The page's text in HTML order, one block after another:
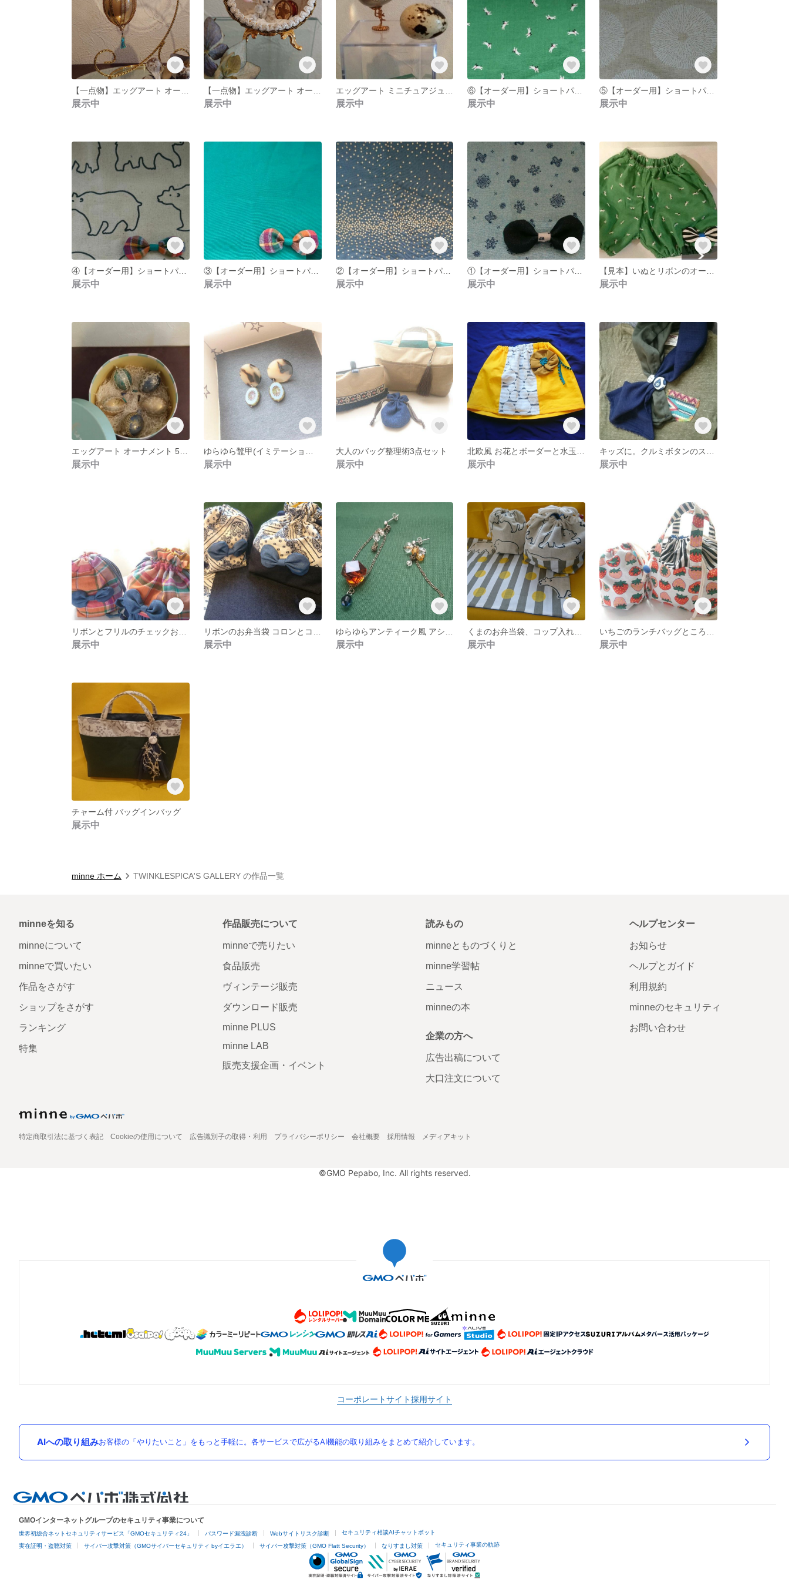
展示中 展示中 展示中 展示中 展示中
展示中
③【オーダー用】ショートパンツ オーバーパンツ
展示中
②【オーダー用】ショートパンツ オーバーパンツ
展示中 展示中 展示中
展示中 展示中
大人のバッグ整理術3点セット
展示中 展示中 展示中
展示中 展示中 展示中 展示中 展示中
チャーム付 バッグインバッグ
展示中
minne ホーム TWINKLESPICA'S GALLERY の作品一覧
minneを知る
minneについて
minneで買いたい
作品をさがす
ショップをさがす
ランキング
特集
作品販売について
minneで売りたい
食品販売
ヴィンテージ販売
ダウンロード販売
minne PLUS
minne LAB
販売支援企画・イベント
読みもの
minneとものづくりと
minne学習帖
ニュース
minneの本
企業の方へ
広告出稿について
大口注文について
ヘルプセンター
お知らせ
ヘルプとガイド
利用規約
minneのセキュリティ
お問い合わせ
特定商取引法に基づく表記 Cookieの使用について 広告識別子の取得・利用 プライバシーポリシー 会社概要 採用情報 メディアキット
©GMO Pepabo, Inc. All rights reserved.
コーポレートサイト採用サイト
AIへの取り組みお客様の「やりたいこと」をもっと手軽に。各サービスで広がるAI機能の取り組みをまとめて紹介しています。
GMOインターネットグループのセキュリティ事業について
世界初総合ネットセキュリティサービス「GMOセキュリティ24」 パスワード漏洩診断 Webサイトリスク診断 セキュリティ相談AIチャットボット
実在証明・盗聴対策 サイバー攻撃対策（GMOサイバーセキュリティ byイエラエ） サイバー攻撃対策（GMO Flatt Security） なりすまし対策 セキュリティ事業の軌跡